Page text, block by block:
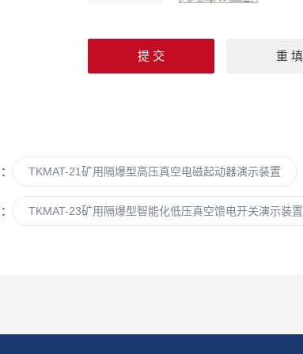
TKMAT-21矿用隔爆型高压真空电磁起动器演示装置
TKMAT-23矿用隔爆型智能化低压真空馈电开关演示装置